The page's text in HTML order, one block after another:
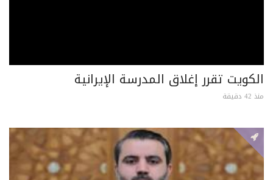
الكويت تقرر إغلاق المدرسة الإيرانية
منذ 42 دقيقة